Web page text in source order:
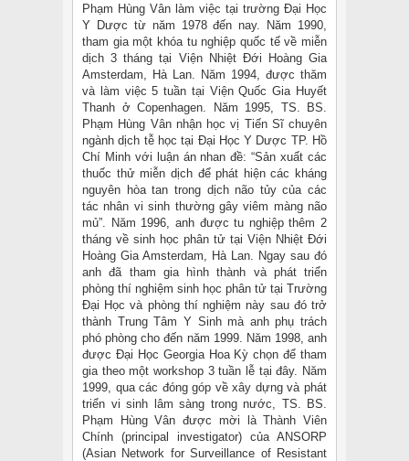
Phạm Hùng Vân làm việc tại trường Đại Học
Y Dược từ năm 1978 đến nay. Năm 1990,
tham gia một khóa tu nghiệp quốc tế về miễn
dịch 3 tháng tại Viện Nhiệt Đới Hoàng Gia
Amsterdam, Hà Lan. Năm 1994, được thăm
và làm việc 5 tuần tại Viện Quốc Gia Huyết
Thanh ở Copenhagen. Năm 1995, TS. BS.
Phạm Hùng Vân nhận học vị Tiến Sĩ chuyên
ngành dịch tễ học tại Đại Học Y Dược TP. Hồ
Chí Minh với luận án nhan đề: “Sản xuất các
thuốc thử miễn dịch để phát hiện các kháng
nguyên hòa tan trong dịch não tủy của các
tác nhân vi sinh thường gây viêm màng não
mủ”. Năm 1996, anh được tu nghiệp thêm 2
tháng về sinh học phân tử tại Viện Nhiệt Đới
Hoàng Gia Amsterdam, Hà Lan. Ngay sau đó
anh đã tham gia hình thành và phát triển
phòng thí nghiệm sinh học phân tử tại Trường
Đại Học và phòng thí nghiệm này sau đó trở
thành Trung Tâm Y Sinh mà anh phụ trách
phó phòng cho đến năm 1999. Năm 1998, anh
được Đại Học Georgia Hoa Kỳ chọn để tham
gia theo một workshop 3 tuần lễ tại đây. Năm
1999, qua các đóng góp về xây dựng và phát
triển vi sinh lâm sàng trong nước, TS. BS.
Phạm Hùng Vân được mời là Thành Viên
Chính (principal investigator) của ANSORP
(Asian Network for Surveillance of Resistant